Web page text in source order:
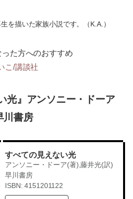
を描いた家族小説です。（K.A.）
た方へのおすすめ
こ/講談社
光』アンソニー・ドーア
川書房
すべての見えない光
アンソニー・ドーア(著),藤井光(訳)
早川書房
ISBN: 4151201122